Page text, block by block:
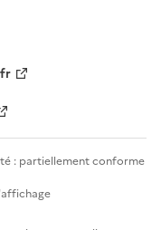
: partiellement conforme